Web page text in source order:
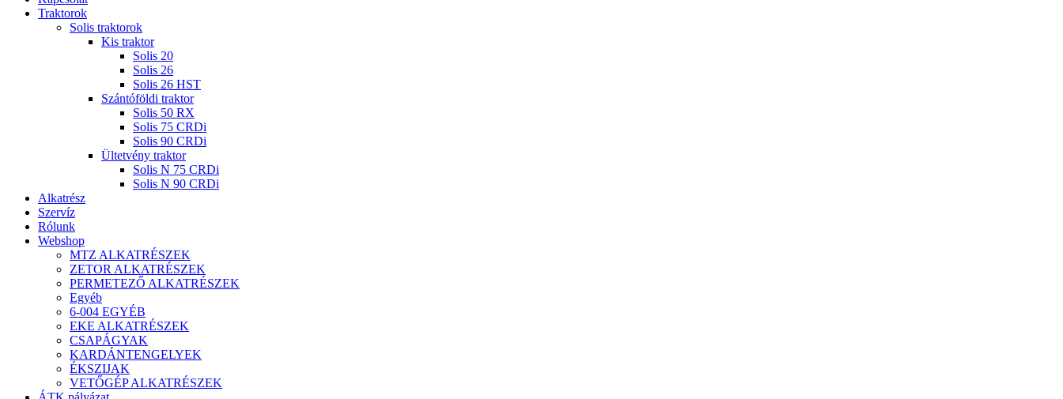
Traktorok
Solis traktorok
Kis traktor
Solis 20
Solis 26
Solis 26 HST
Szántóföldi traktor
Solis 50 RX
Solis 75 CRDi
Solis 90 CRDi
Ültetvény traktor
Solis N 75 CRDi
Solis N 90 CRDi
Alkatrész
Szervíz
Rólunk
Webshop
MTZ ALKATRÉSZEK
ZETOR ALKATRÉSZEK
PERMETEZŐ ALKATRÉSZEK
Egyéb
6-004 EGYÉB
EKE ALKATRÉSZEK
CSAPÁGYAK
KARDÁNTENGELYEK
ÉKSZIJAK
VETŐGÉP ALKATRÉSZEK